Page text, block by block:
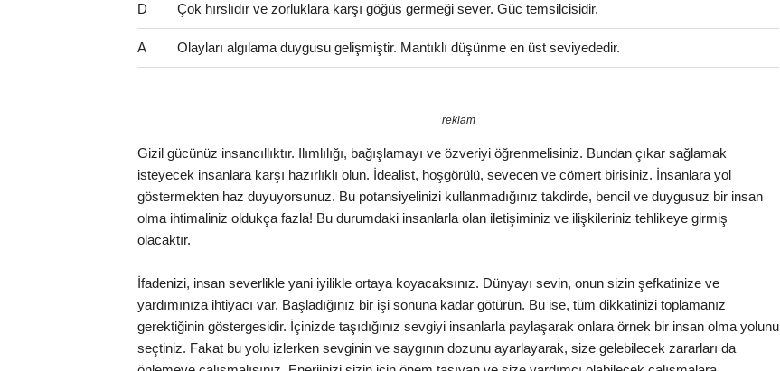
D Çok hırslıdır ve zorluklara karşı göğüs germeği sever. Güc temsilcisidir.
A Olayları algılama duygusu gelişmiştir. Mantıklı düşünme en üst seviyededir.
reklam
Gizil gücünüz insancıllıktır. Ilımlılığı, bağışlamayı ve özveriyi öğrenmelisiniz. Bundan çıkar sağlamak
isteyecek insanlara karşı hazırlıklı olun. İdealist, hoşgörülü, sevecen ve cömert birisiniz. İnsanlara yol
göstermekten haz duyuyorsunuz. Bu potansiyelinizi kullanmadığınız takdirde, bencil ve duygusuz bir insan
olma ihtimaliniz oldukça fazla! Bu durumdaki insanlarla olan iletişiminiz ve ilişkileriniz tehlikeye girmiş
olacaktır.
İfadenizi, insan severlikle yani iyilikle ortaya koyacaksınız. Dünyayı sevin, onun sizin şefkatinize ve
yardımınıza ihtiyacı var. Başladığınız bir işi sonuna kadar götürün. Bu ise, tüm dikkatinizi toplamanız
gerektiğinin göstergesidir. İçinizde taşıdığınız sevgiyi insanlarla paylaşarak onlara örnek bir insan olma yolunu
seçtiniz. Fakat bu yolu izlerken sevginin ve saygının dozunu ayarlayarak, size gelebilecek zararları da